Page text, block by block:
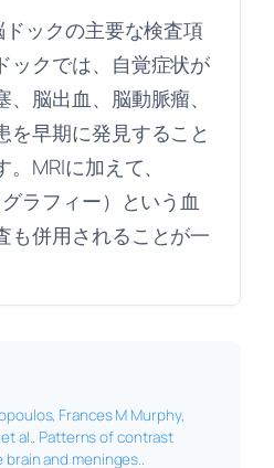
ックの主要な検査項
ックでは、自覚症状が
脳出血、脳動脈瘤、
を早期に発見すること
MRIに加えて、
ラフィー）という血
も併用されることが一
Frances M Murphy,
al.. Patterns of contrast
and meninges..